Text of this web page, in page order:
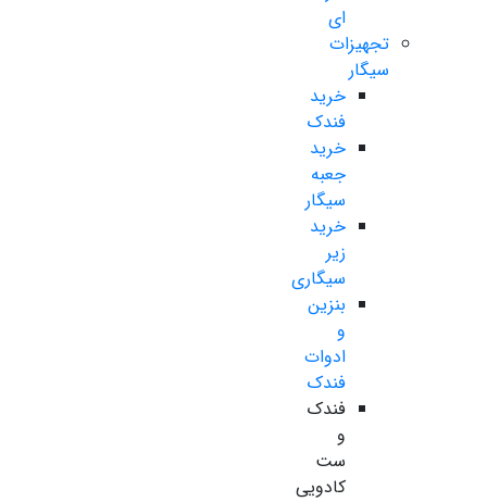
ای
تجهیزات
سیگار
خرید
فندک
خرید
جعبه
سیگار
خرید
زیر
سیگاری
بنزین
و
ادوات
فندک
فندک
و
ست
کادویی